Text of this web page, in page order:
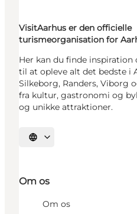
VisitAarhus er den officielle
turismeorganisation for
Her kan du finde
til at opleve alt det bedste i
Silkeborg, Randers, Viborg
fra kultur, gastronomi og
og unikke attraktioner.
Vælg sprog
Om os
Om os